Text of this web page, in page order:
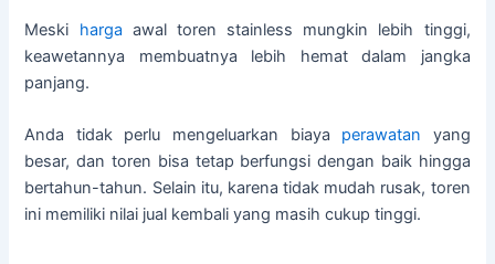
Meski harga awal toren stainless mungkin lebih tinggi,
keawetannya membuatnya lebih hemat dalam jangka
panjang.
Anda tidak perlu mengeluarkan biaya perawatan yang
besar, dan toren bisa tetap berfungsi dengan baik hingga
bertahun-tahun. Selain itu, karena tidak mudah rusak, toren
ini memiliki nilai jual kembali yang masih cukup tinggi.